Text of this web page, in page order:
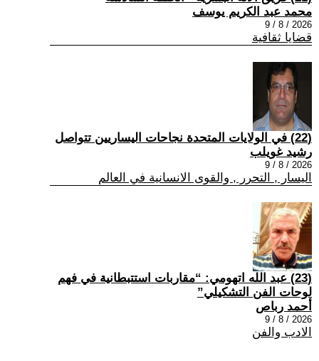
محمد عبد الكريم يوسف
2026 / 8 / 9
قضايا ثقافية
(22) في الولايات المتحدة نجاحات اليساريين تتواصل
رشيد غويلب
2026 / 8 / 9
اليسار , التحرر , والقوى الانسانية في العالم
(23) عبد الله اتهومي: “مقاربات استتبطانية في فهم
لوحات الفن التشكيلي”
أحمد رباص
2026 / 8 / 9
الادب والفن